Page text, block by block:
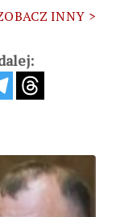
INNY >